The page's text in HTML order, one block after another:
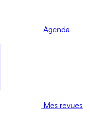
Agenda
Mes revues